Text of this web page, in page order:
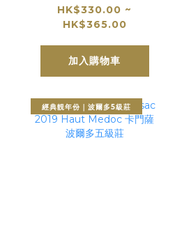
Medoc (Grand
Cru Classé)｜
Hau-Medoc 三級
莊
HK$330.00 ~
HK$365.00
加入購物車
經典靚年份｜波爾多5級莊